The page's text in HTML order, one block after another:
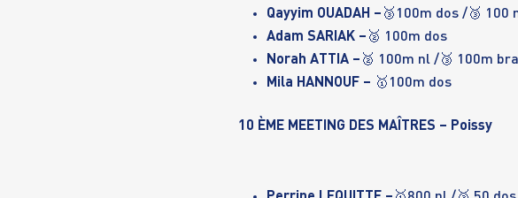
Qayyim OUADAH – 🥉100m dos /🥉 100
Adam SARIAK – 🥈 100m dos
Norah ATTIA – 🥈 100m nl /🥉 100m
Mila HANNOUF – 🥇100m dos
10 ÈME MEETING DES MAÎTRES – Poissy